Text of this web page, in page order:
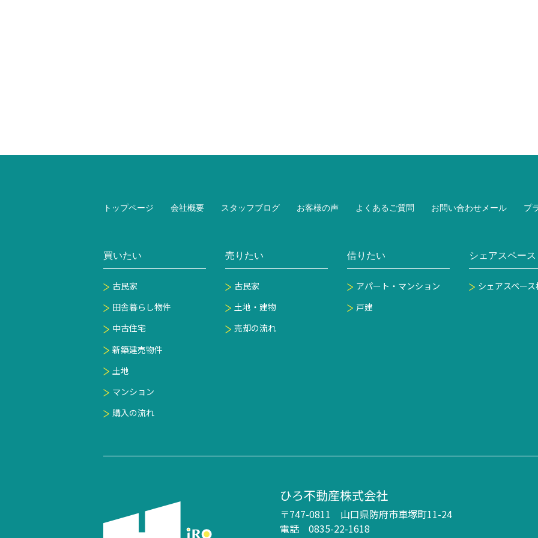
トップページ 会社概要 スタッフブログ お客様の声 よくあるご質問 お問い合わせメール プ
買いたい
古民家
田舎暮らし物件
中古住宅
新築建売物件
土地
マンション
購入の流れ
売りたい
古民家
土地・建物
売却の流れ
借りたい
アパート・マンション
戸建
シェアスペース
シェアスペー
ひろ不動産株式会社
〒747-0811 山口県防府市車塚町11-24
電話 0835-22-1618